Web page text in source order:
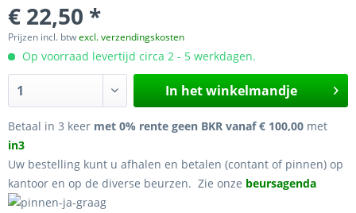
€ 22,50 *
Prijzen incl. btwexcl. verzendingskosten
Op voorraad levertijd circa 2 - 5 werkdagen.
In het winkelmandje
Betaal in 3 keer met 0% rente geen BKR vanaf € 100,00 met
in3
Uw bestelling kunt u afhalen en betalen (contant of pinnen) op
kantoor en op de diverse beurzen. Zie onze beursagenda